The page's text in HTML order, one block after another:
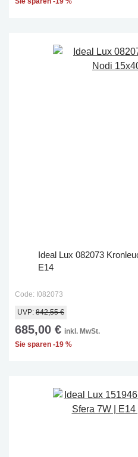
Ideal Lux 082073
E14
Code: I082073
UVP: 842,55 €
685,00 € inkl. MwSt.
Sie sparen -19 %